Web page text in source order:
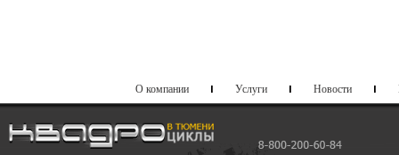
О компании Услуги Новости